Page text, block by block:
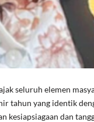
seluruh elemen
tahun yang identik
kesiapsiagaan dan